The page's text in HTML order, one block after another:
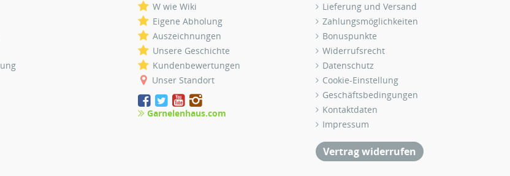
W wie Wiki
Eigene Abholung
Auszeichnungen
Unsere Geschichte
Kundenbewertungen
Unser Standort
Garnelenhaus.com
Lieferung und Versand
Zahlungsmöglichkeiten
Bonuspunkte
Widerrufsrecht
Datenschutz
Cookie-Einstellung
Geschäftsbedingungen
Kontaktdaten
Impressum
Vertrag widerrufen